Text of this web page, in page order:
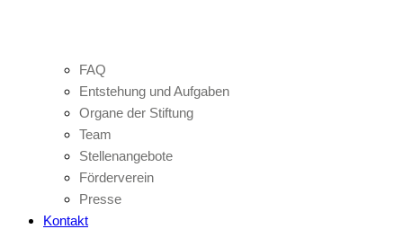
FAQ
Entstehung und Aufgaben
Organe der Stiftung
Team
Stellenangebote
Förderverein
Presse
Kontakt